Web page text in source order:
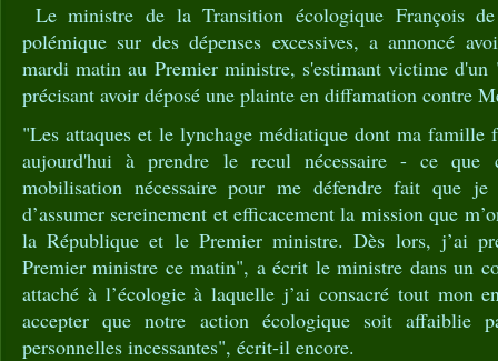
Le ministre de la Transition écologique François
polémique sur des dépenses excessives, a annoncé
mardi matin au Premier ministre, s'estimant victime d'un
précisant avoir déposé une plainte en diffamation contre
"Les attaques et le lynchage médiatique dont ma famille
aujourd'hui à prendre le recul nécessaire - ce que
mobilisation nécessaire pour me défendre fait que
d’assumer sereinement et efficacement la mission que
la République et le Premier ministre. Dès lors, j’ai
Premier ministre ce matin", a écrit le ministre dans un
attaché à l’écologie à laquelle j’ai consacré tout mon
accepter que notre action écologique soit affaiblie
personnelles incessantes", écrit-il encore.